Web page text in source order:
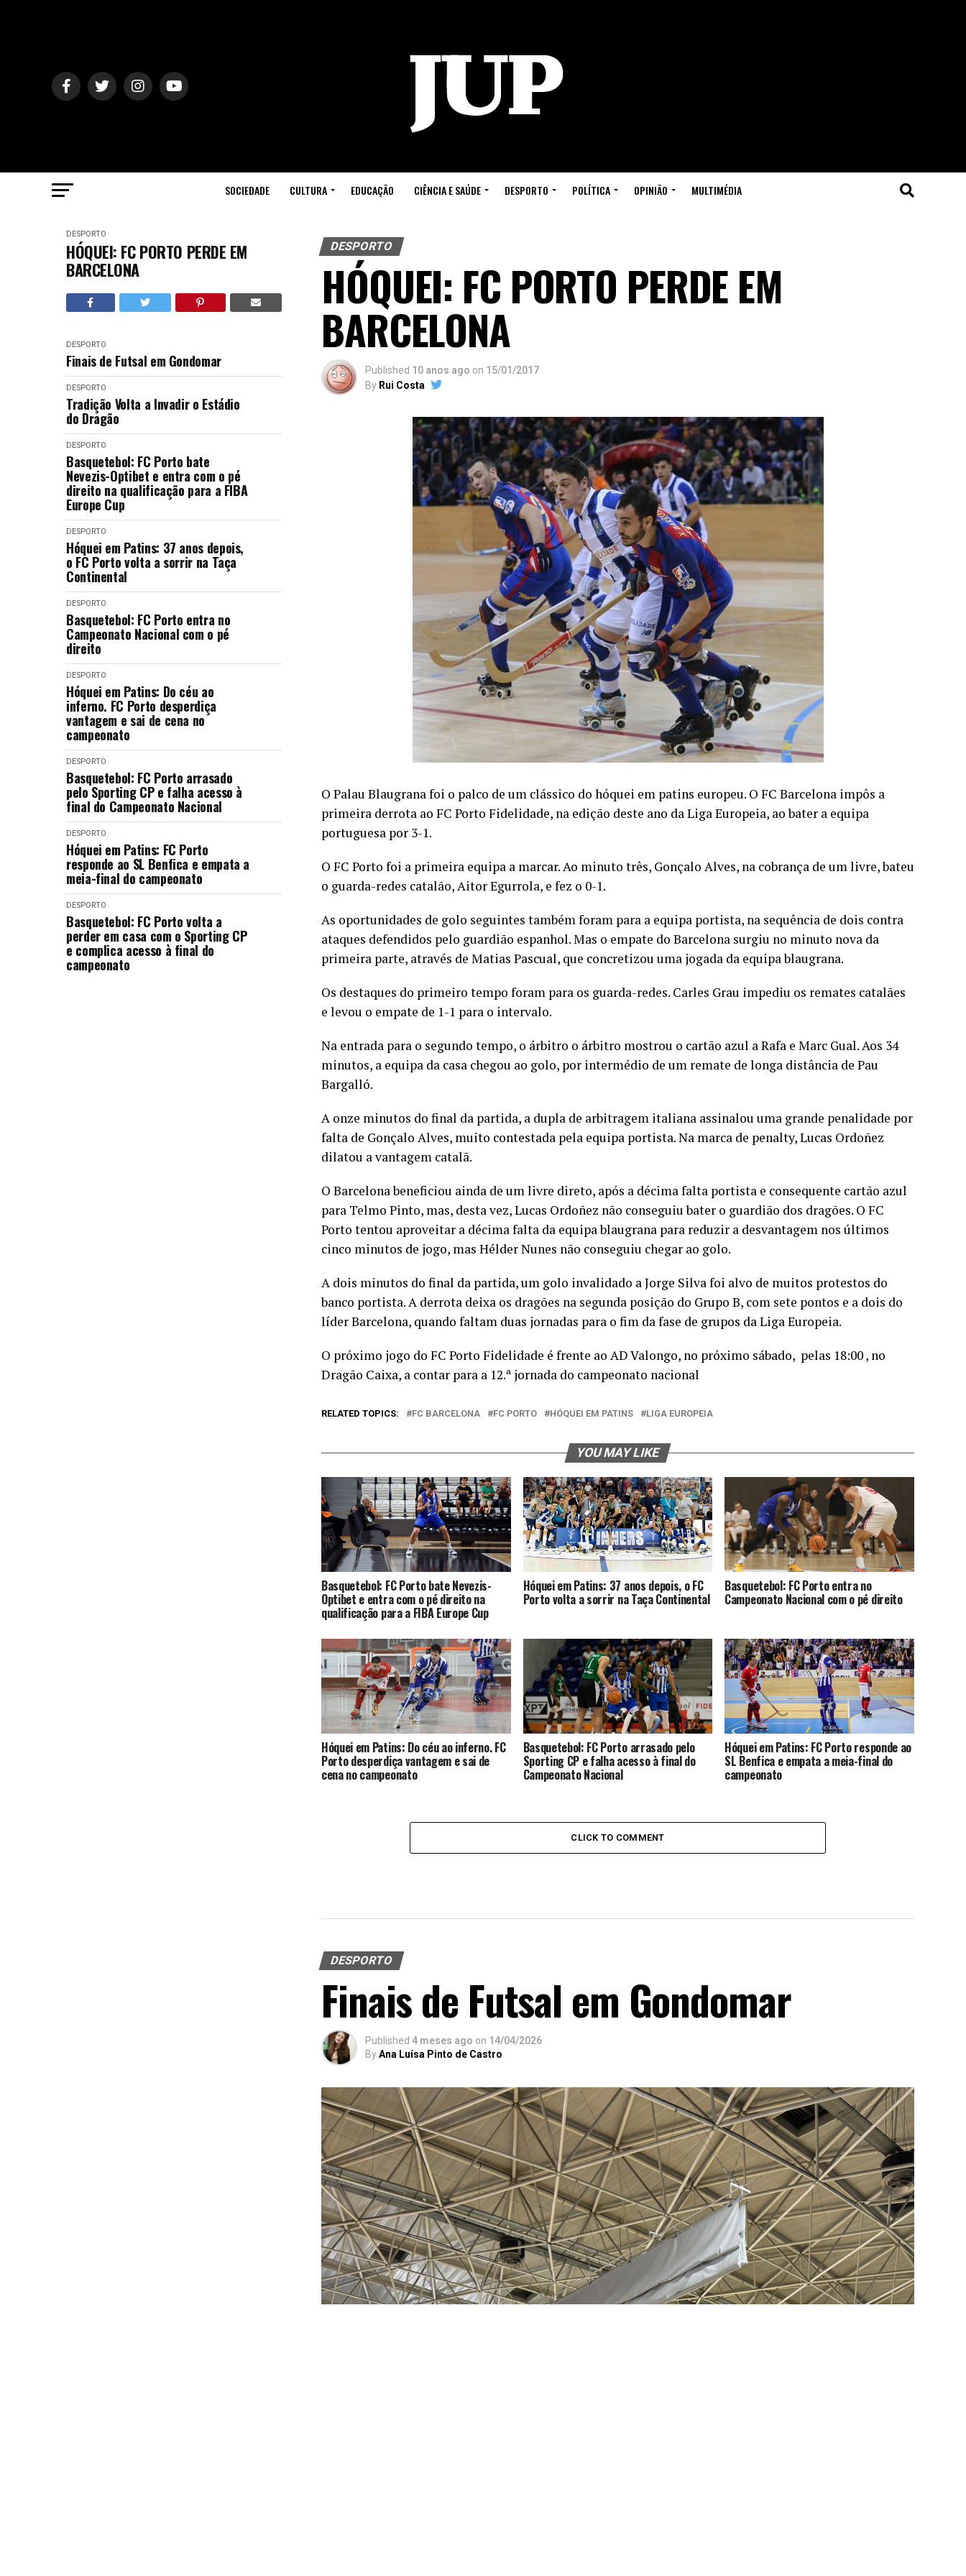
SOCIEDADE CULTURA EDUCAÇÃO CIÊNCIA E SAÚDE DESPORTO POLÍTICA OPINIÃO MULTIMÉDIA
DESPORTO
HÓQUEI: FC PORTO PERDE EM
BARCELONA
DESPORTO
Finais de Futsal em Gondomar
DESPORTO
Tradição Volta a Invadir o Estádio
do Dragão
DESPORTO
Basquetebol: FC Porto bate
Nevezis-Optibet e entra com o pé
direito na qualificação para a FIBA
Europe Cup
DESPORTO
Hóquei em Patins: 37 anos depois,
o FC Porto volta a sorrir na Taça
Continental
DESPORTO
Basquetebol: FC Porto entra no
Campeonato Nacional com o pé
direito
DESPORTO
Hóquei em Patins: Do céu ao
inferno. FC Porto desperdiça
vantagem e sai de cena no
campeonato
DESPORTO
Basquetebol: FC Porto arrasado
pelo Sporting CP e falha acesso à
final do Campeonato Nacional
DESPORTO
Hóquei em Patins: FC Porto
responde ao SL Benfica e empata a
meia-final do campeonato
DESPORTO
Basquetebol: FC Porto volta a
perder em casa com o Sporting CP
e complica acesso à final do
campeonato
DESPORTO
HÓQUEI: FC PORTO PERDE EM
BARCELONA
Published 10 anos ago on 15/01/2017
By Rui Costa
O Palau Blaugrana foi o palco de um clássico do hóquei em patins europeu. O FC Barcelona impôs a
primeira derrota ao FC Porto Fidelidade, na edição deste ano da Liga Europeia, ao bater a equipa
portuguesa por 3-1.
O FC Porto foi a primeira equipa a marcar. Ao minuto três, Gonçalo Alves, na cobrança de um livre, bateu
o guarda-redes catalão, Aitor Egurrola, e fez o 0-1.
As oportunidades de golo seguintes também foram para a equipa portista, na sequência de dois contra
ataques defendidos pelo guardião espanhol. Mas o empate do Barcelona surgiu no minuto nova da
primeira parte, através de Matias Pascual, que concretizou uma jogada da equipa blaugrana.
Os destaques do primeiro tempo foram para os guarda-redes. Carles Grau impediu os remates catalães
e levou o empate de 1-1 para o intervalo.
Na entrada para o segundo tempo, o árbitro o árbitro mostrou o cartão azul a Rafa e Marc Gual. Aos 34
minutos, a equipa da casa chegou ao golo, por intermédio de um remate de longa distância de Pau
Bargalló.
A onze minutos do final da partida, a dupla de arbitragem italiana assinalou uma grande penalidade por
falta de Gonçalo Alves, muito contestada pela equipa portista. Na marca de penalty, Lucas Ordoñez
dilatou a vantagem catalã.
O Barcelona beneficiou ainda de um livre direto, após a décima falta portista e consequente cartão azul
para Telmo Pinto, mas, desta vez, Lucas Ordoñez não conseguiu bater o guardião dos dragões. O FC
Porto tentou aproveitar a décima falta da equipa blaugrana para reduzir a desvantagem nos últimos
cinco minutos de jogo, mas Hélder Nunes não conseguiu chegar ao golo.
A dois minutos do final da partida, um golo invalidado a Jorge Silva foi alvo de muitos protestos do
banco portista. A derrota deixa os dragões na segunda posição do Grupo B, com sete pontos e a dois do
líder Barcelona, quando faltam duas jornadas para o fim da fase de grupos da Liga Europeia.
O próximo jogo do FC Porto Fidelidade é frente ao AD Valongo, no próximo sábado, pelas 18:00 , no
Dragão Caixa, a contar para a 12.ª jornada do campeonato nacional
RELATED TOPICS: FC BARCELONA FC PORTO HÓQUEI EM PATINS LIGA EUROPEIA
YOU MAY LIKE
Basquetebol: FC Porto bate Nevezis-
Optibet e entra com o pé direito na
qualificação para a FIBA Europe Cup
Hóquei em Patins: 37 anos depois, o FC
Porto volta a sorrir na Taça Continental
Basquetebol: FC Porto entra no
Campeonato Nacional com o pé direito
Hóquei em Patins: Do céu ao inferno. FC
Porto desperdiça vantagem e sai de
cena no campeonato
Basquetebol: FC Porto arrasado pelo
Sporting CP e falha acesso à final do
Campeonato Nacional
Hóquei em Patins: FC Porto responde ao
SL Benfica e empata a meia-final do
campeonato
CLICK TO COMMENT
DESPORTO
Finais de Futsal em Gondomar
Published 4 meses ago on 14/04/2026
ByAna Luísa Pinto de Castro